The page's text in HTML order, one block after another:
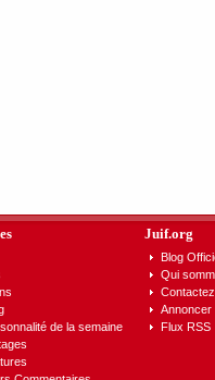
de la semaine
Juif.org
Blog
Qui
Annoncer
Flux RSS